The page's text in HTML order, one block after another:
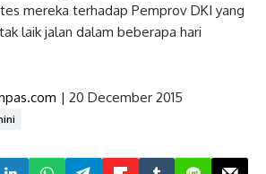
mereka terhadap Pemprov DKI yang
laik jalan dalam beberapa hari
| 20 December 2015